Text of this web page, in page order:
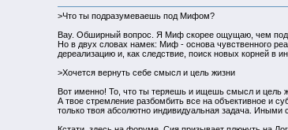
>Что ты подразумеваешь под Мифом?
Вау. Обширный вопрос. Я Миф скорее ощущаю, чем
Но в двух словах намек: Миф - основа чувственного
дереализацию и, как следствие, поиск новых корней в
>Хочется вернуть себе смысл и цель жизни
Вот именно! То, что ты теряешь и ищешь смысл и цель
А твое стремление разбомбить все на объективное и
только твоя абсолютно индивидуальная задача. Иными